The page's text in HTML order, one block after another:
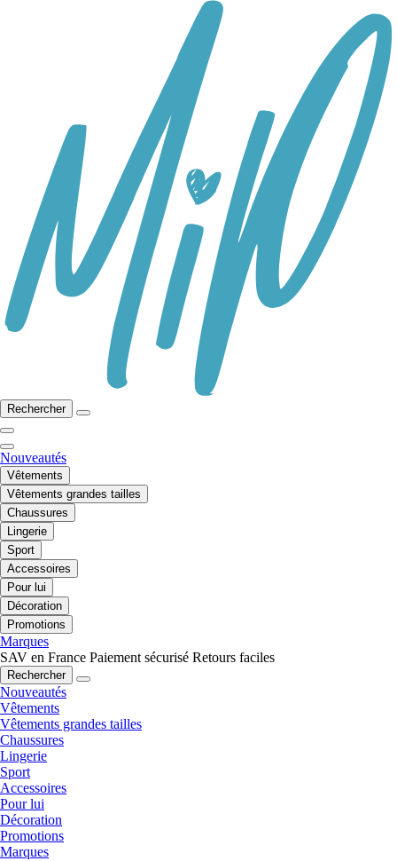
Rechercher
Nouveautés
Vêtements
Vêtements grandes tailles
Chaussures
Lingerie
Sport
Accessoires
Pour lui
Décoration
Promotions
Marques
SAV en France Paiement sécurisé Retours faciles
Rechercher
Nouveautés
Vêtements
Vêtements grandes tailles
Chaussures
Lingerie
Sport
Accessoires
Pour lui
Décoration
Promotions
Marques